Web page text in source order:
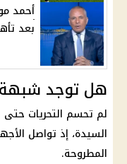
أحمد
بعد
هل توجد شبهة
لم تحسم التحريات
السيدة، إذ تواصل
المطروحة.